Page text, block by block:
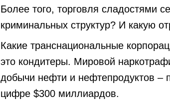
Более того, торговля сладостями
криминальных структур? И какую
Какие транснациональные
это кондитеры. Мировой
добычи нефти и нефтепродуктов –
цифре $300 миллиардов.